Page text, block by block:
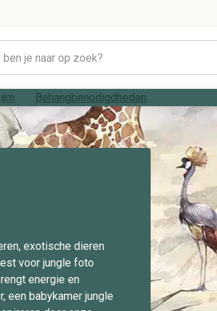
Modern
Rustig
Strepen
Geometrisch
Bladeren
Grafisch
Betonlook
Marmer
#1021 (geen titel)
#1033 (geen titel)
Woonkamer
Slaapkamer
Behangbenodigdheden
exotische dieren
voor jungle foto
energie en
een babykamer jungle